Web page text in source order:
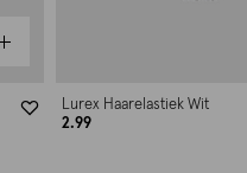
Lurex Haarelastiek Wit
2.99